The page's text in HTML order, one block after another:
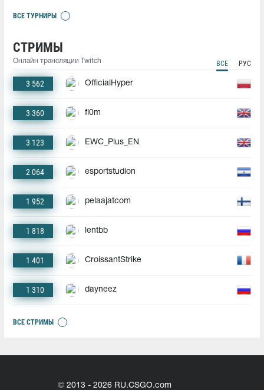
ВСЕ ТУРНИРЫ
СТРИМЫ
Онлайн трансляции Twitch ВСЕ РУС
3 562 OfficialHyper
3 360 fl0m
3 123 EWC_Plus_EN
2 064 esportstudion
1 952 pelaajatcom
1 818 lentbb
1 401 CroissantStrike
1 310 dayneez
ВСЕ СТРИМЫ
© 2013 - 2026 RU.CSGO.com